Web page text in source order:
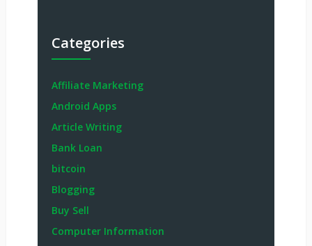
Categories
Affiliate Marketing
Android Apps
Article Writing
Bank Loan
bitcoin
Blogging
Buy Sell
Computer Information